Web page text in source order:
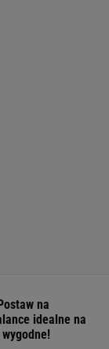
na
idealne na